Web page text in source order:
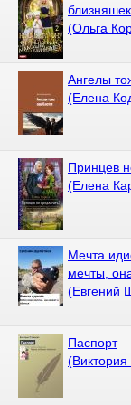
(Ольга
Ангелы
(Елена
Принцев
(Елена
Мечта
мечты,
(Евгений
Паспорт
(Виктория